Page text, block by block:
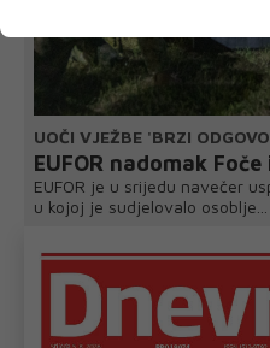
UOČI VJEŽBE 'BRZI
EUFOR nadomak
EUFOR je u srijedu navečer
u kojoj je sudjelovalo osoblje...